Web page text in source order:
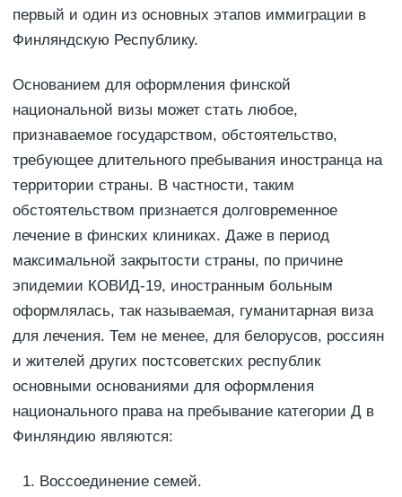
первый и один из основных этапов иммиграции в
Финляндскую Республику.
Основанием для оформления финской
национальной визы может стать любое,
признаваемое государством, обстоятельство,
требующее длительного пребывания иностранца на
территории страны. В частности, таким
обстоятельством признается долговременное
лечение в финских клиниках. Даже в период
максимальной закрытости страны, по причине
эпидемии КОВИД-19, иностранным больным
оформлялась, так называемая, гуманитарная виза
для лечения. Тем не менее, для белорусов, россиян
и жителей других постсоветских республик
основными основаниями для оформления
национального права на пребывание категории Д в
Финляндию являются:
Воссоединение семей.